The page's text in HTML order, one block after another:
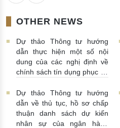
OTHER NEWS
Dự thảo Thông tư hướng
dẫn thực hiện một số nội
dung của các nghị định về
chính sách tín dụng phục vụ
nông thôn
19/06/2025 |
14:18:00
Dự thảo Thông tư hướng
dẫn về thủ tục, hồ sơ chấp
thuận danh sách dự kiến
nhân sự của ngân hàng